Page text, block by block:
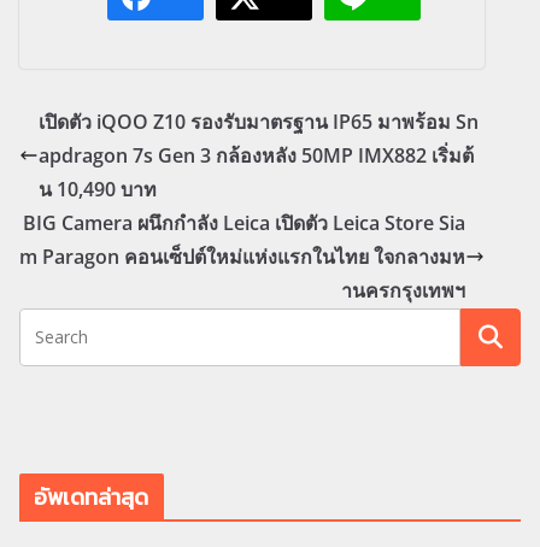
เปิดตัว iQOO Z10 รองรับมาตรฐาน IP65 มาพร้อม Sn
apdragon 7s Gen 3 กล้องหลัง 50MP IMX882 เริ่มต้
น 10,490 บาท
BIG Camera ผนึกกำลัง Leica เปิดตัว Leica Store Sia
m Paragon คอนเซ็ปต์ใหม่แห่งแรกในไทย ใจกลางมห
านครกรุงเทพฯ
อัพเดทล่าสุด